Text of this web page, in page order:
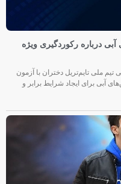
درباره رکوردگیری ویژه
ملی تایم‌تریل دختران با آزمون
آبی برای ایجاد شرایط برابر و